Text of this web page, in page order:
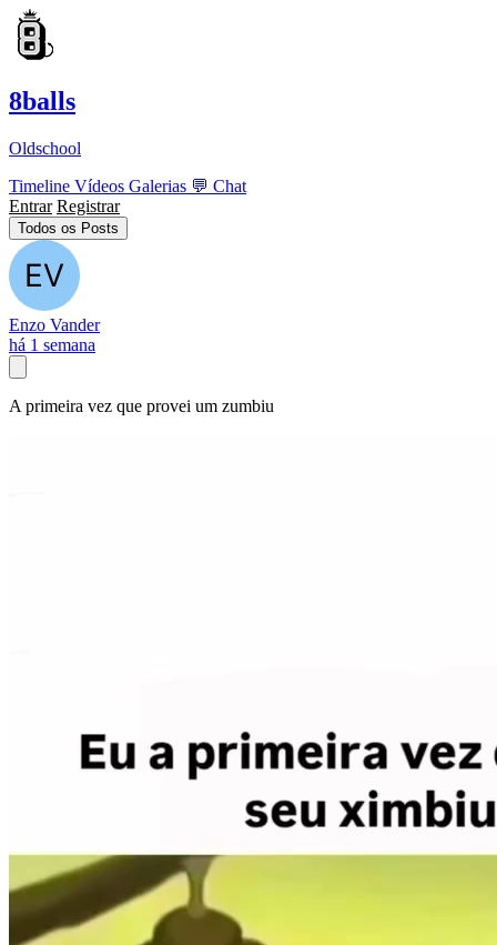
8balls
Oldschool
Timeline Vídeos Galerias 💬 Chat
Entrar Registrar
Todos os Posts
Enzo Vander
há 1 semana
A primeira vez que provei um zumbiu